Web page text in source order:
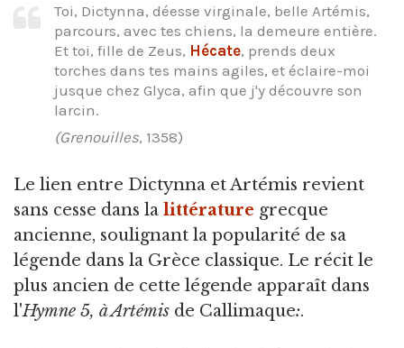
Toi, Dictynna, déesse virginale, belle Artémis,
parcours, avec tes chiens, la demeure entière.
Et toi, fille de Zeus, Hécate, prends deux
torches dans tes mains agiles, et éclaire-moi
jusque chez Glyca, afin que j'y découvre son
larcin.
(Grenouilles, 1358)
Le lien entre Dictynna et Artémis revient
sans cesse dans la littérature grecque
ancienne, soulignant la popularité de sa
légende dans la Grèce classique. Le récit le
plus ancien de cette légende apparaît dans
l'Hymne 5, à Artémis de Callimaque:.